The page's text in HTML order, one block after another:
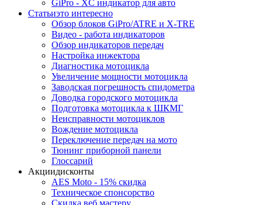
GiPro - XC индикатор для авто
Статьиэто интересно
Обзор блоков GiPro/ATRE и X-TRE
Видео - работа индикаторов
Обзор индикаторов передач
Настройка инжектора
Диагноcтика мотоцикла
Увеличение мощности мотоцикла
Заводская погрешность спидометра
Доводка городского мотоцикла
Подготовка мотоцикла к ШКМГ
Неисправности мотоциклов
Вождение мотоцикла
Переключение передач на мото
Тюнинг приборной панели
Глоссарий
Акциидисконты
AES Moto - 15% скидка
Техническое спонсорство
Скидка веб мастеру